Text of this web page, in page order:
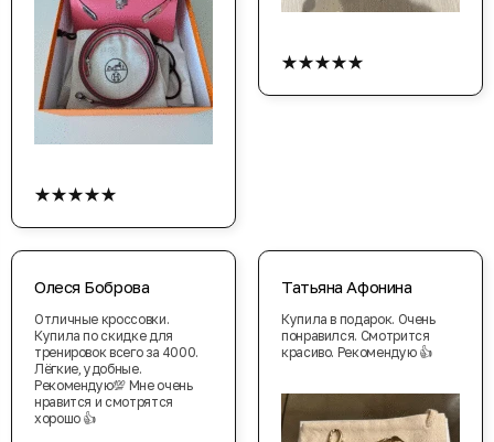
★★★★★
★★★★★
Олеся Боброва
Отличные кроссовки.
Купила по скидке для
тренировок всего за 4000.
Лёгкие, удобные.
Рекомендую💯 Мне очень
нравится и смотрятся
хорошо 👍
Татьяна Афонина
Купила в подарок. Очень
понравился. Смотрится
красиво. Рекомендую 👍